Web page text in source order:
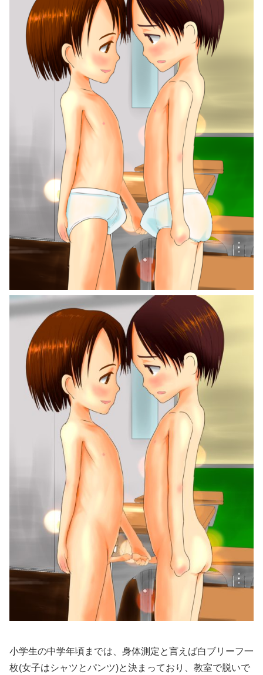
小学生の中学年頃までは、身体測定と言えば白ブリーフ一
枚(女子はシャツとパンツ)と決まっており、教室で脱いで